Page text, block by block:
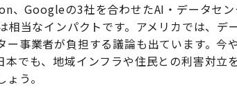
、Googleの3社を合わせたAI・データセ
相当なインパクトです。アメリカでは、デ
ー事業者が負担する議論も出ています。今
でも、地域インフラや住民との利害対立
う。